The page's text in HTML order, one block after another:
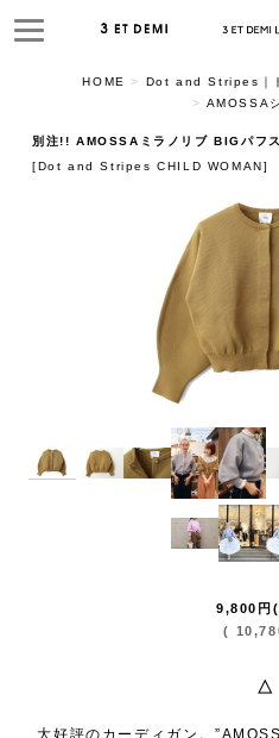
HOME >
Dot and Stripes｜
>
AMOSSA
別注!! AMOSSAミラノリブ BIGパフ
[Dot and Stripes CHILD WOMAN]
9,800 円
(
△